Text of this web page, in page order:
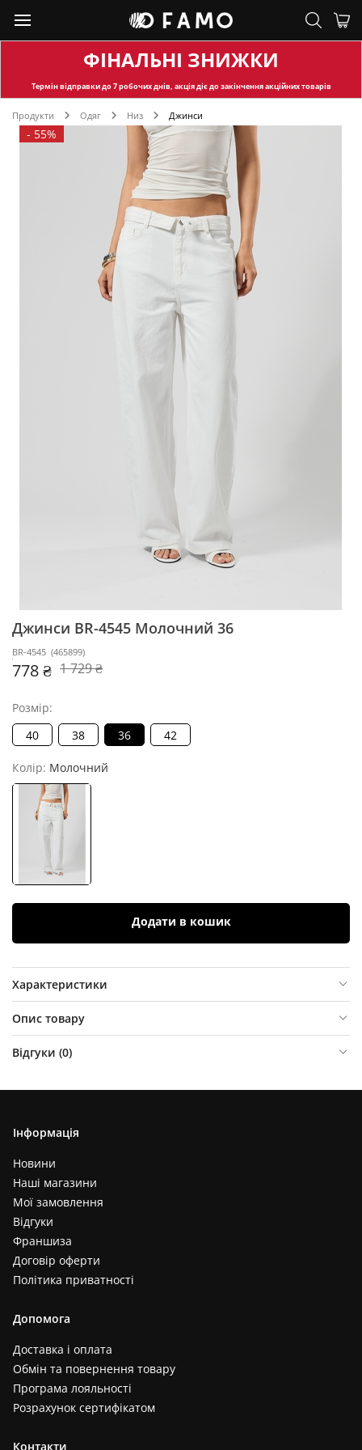
ФІНАЛЬНІ ЗНИЖКИ
Термін відправкидо 7 робочих днів, акція діє до закінчення акційних товарів
Продукти Одяг Низ Джинси
- 55%
Джинси BR-4545 Молочний 36
BR-4545 (465899)
778 ₴ 1 729 ₴
Розмір:
40
38 36 42
Колір: Молочний
Додати в кошик
Характеристики
Опис товару
Відгуки (0)
Інформація
Новини
Наші магазини
Мої замовлення
Відгуки
Франшиза
Договір оферти
Політика приватності
Допомога
Доставка і оплата
Обмін та повернення товару
Програма лояльності
Розрахунок сертифікатом
Контакти